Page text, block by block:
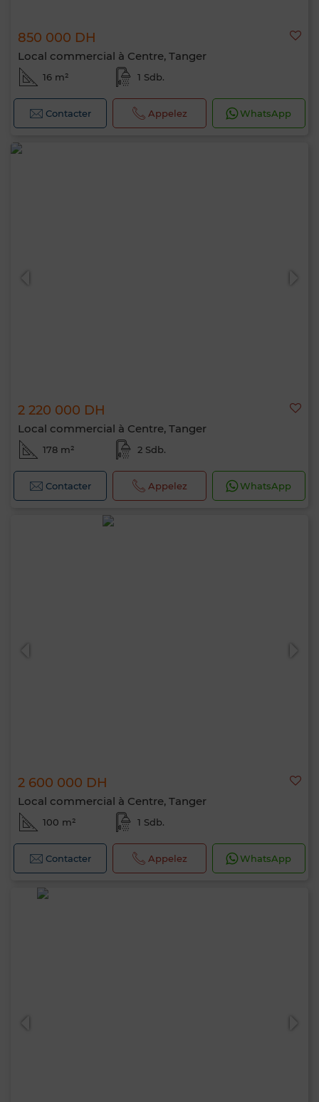
850 000 DH
Local commercial à Centre, Tanger
16 m² 1 Sdb.
Contacter Appelez WhatsApp
2 220 000 DH
Local commercial à Centre, Tanger
178 m² 2 Sdb.
Contacter Appelez WhatsApp
2 600 000 DH
Local commercial à Centre, Tanger
100 m² 1 Sdb.
Contacter Appelez WhatsApp